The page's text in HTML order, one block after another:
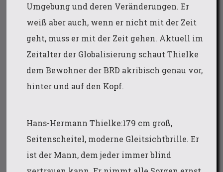
Umgebung und deren Veränderungen. Er
weiß aber auch, wenn er nicht mit der Zeit
geht, muss er mit der Zeit gehen. Aktuell im
Zeitalter der Globalisierung schaut Thielke
dem Bewohner der BRD akribisch genau vor,
hinter und auf den Kopf.
Hans-Hermann Thielke:179 cm groß,
Seitenscheitel, moderne Gleitsichtbrille. Er
ist der Mann, dem jeder immer blind